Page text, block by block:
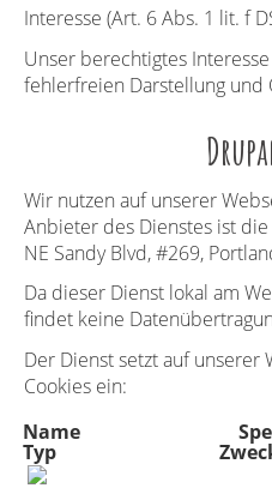
Interesse (Art. 6 Abs. 1 lit. f
Unser berechtigtes
fehlerfreien Darstellung
Wir nutzen auf unserer
Anbieter des Dienstes ist
NE Sandy Blvd, #269,
Da dieser Dienst lokal am
findet keine
Der Dienst setzt auf unserer
Cookies ein:
Name
Typ